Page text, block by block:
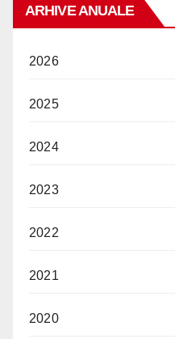
ARHIVE ANUALE
2026
2025
2024
2023
2022
2021
2020